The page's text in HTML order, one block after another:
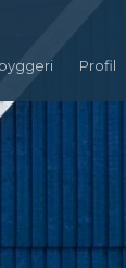
Profil